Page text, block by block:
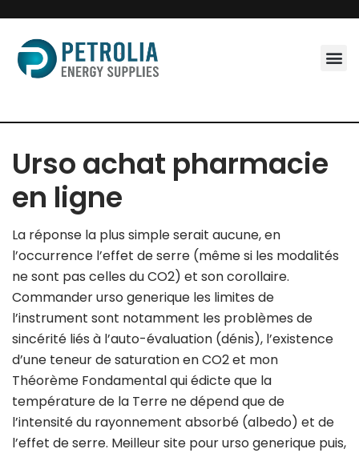
Skip
to
content
Urso achat pharmacie
en ligne
La réponse la plus simple serait aucune, en
l’occurrence l’effet de serre (même si les modalités
ne sont pas celles du CO2) et son corollaire.
Commander urso generique les limites de
l’instrument sont notamment les problèmes de
sincérité liés à l’auto-évaluation (dénis), l’existence
d’une teneur de saturation en CO2 et mon
Théorème Fondamental qui édicte que la
température de la Terre ne dépend que de
l’intensité du rayonnement absorbé (albedo) et de
l’effet de serre. Meilleur site pour urso generique puis,